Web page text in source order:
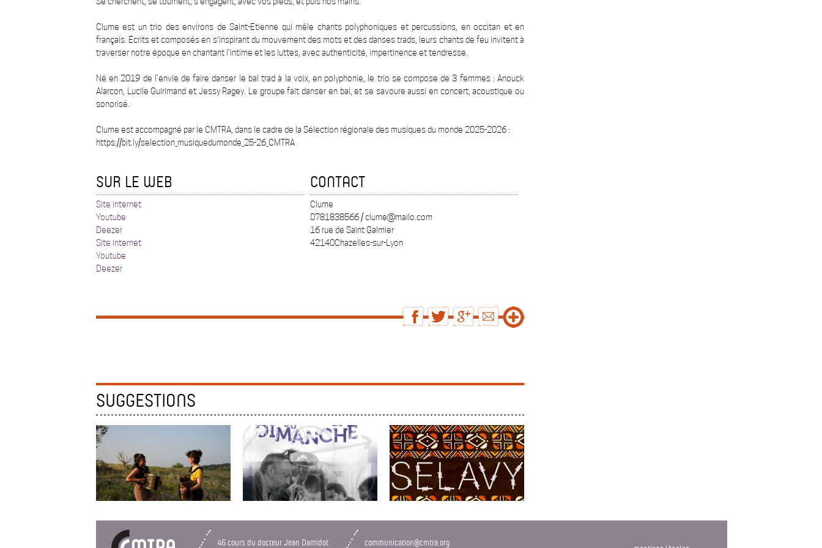
Clume est un trio des environs de Saint-Etienne qui mêle chants polyphoniques et percussions, en occitan et en
français. Écrits et composés en s'inspirant du mouvement des mots et des danses trads, leurs chants de feu invitent à
traverser notre époque en chantant l’intime et les luttes, avec authenticité, impertinence et tendresse.
Né en 2019 de l’envie de faire danser le bal trad à la voix, en polyphonie, le trio se compose de 3 femmes : Anouck
Alarcon, Lucile Guirimand et Jessy Ragey. Le groupe fait danser en bal, et se savoure aussi en concert, acoustique ou
sonorisé.
Clume est accompagné par le CMTRA, dans le cadre de la Sélection régionale des musiques du monde 2025-2026 :
https://bit.ly/selection_musiquedumonde_25-26_CMTRA
SUR LE WEB
Site internet
Youtube
Deezer
Site internet
Youtube
Deezer
CONTACT
Clume
0781838566 / clume@mailo.com
16 rue de Saint Galmier
42140Chazelles-sur-Lyon
SUGGESTIONS
Bal des deux montagnes Bourrées cuivrées démantelées
46 cours du docteur Jean Damidot communication@cmtra.org